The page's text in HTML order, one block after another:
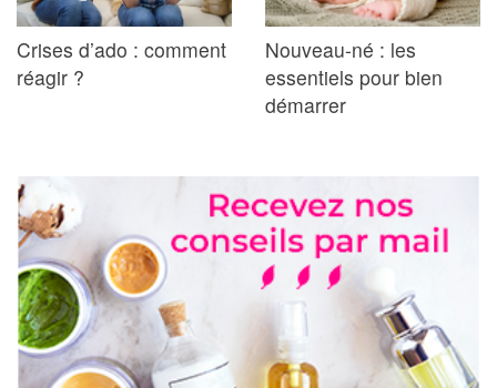
Crises d’ado : comment
réagir ?
Nouveau-né : les
essentiels pour bien
démarrer